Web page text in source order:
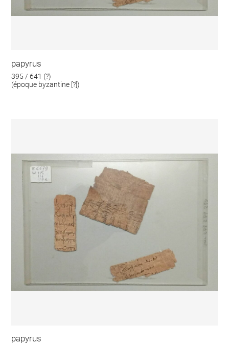
papyrus
395 / 641 (?)
(époque byzantine [?])
papyrus